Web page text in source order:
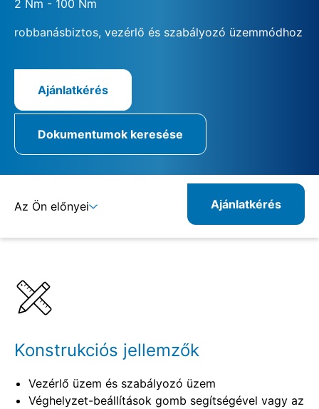
2 Nm - 100 Nm
robbanásbiztos, vezérlő és szabályozó üzemmódhoz
Ajánlatkérés
Dokumentumok keresése
Az Ön előnyei
Rokon termékek
Ajánlatkérés
Konstrukciós jellemzők
Vezérlő üzem és szabályozó üzem
Véghelyzet-beállítások gomb segítségével vagy az